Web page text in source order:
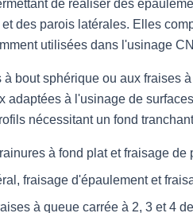
de réaliser des
des parois latérales. Elles
utilisées dans l'usinage
à bout sphérique ou aux fraises
adaptées à l'usinage de
nécessitant un fond
à fond plat et fraisage de
fraisage d'épaulement et
à queue carrée à 2, 3 et 4